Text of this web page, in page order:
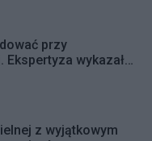
przy
Ekspertyza wykazała
pod
z wyjątkowym